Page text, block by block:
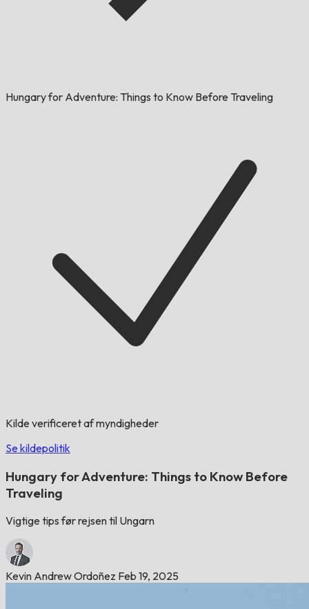
Hungary for Adventure: Things to Know Before Traveling
Kilde verificeret af myndigheder
Se kildepolitik
Hungary for Adventure: Things to Know Before
Traveling
Vigtige tips før rejsen til Ungarn
Kevin Andrew Ordoñez Feb 19, 2025